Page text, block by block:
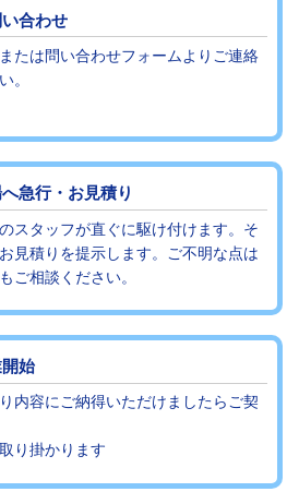
㎝超え）
で） 27,500円
え）
16,500円
現場見積
の価格です。
合わせ
たは問い合わせフォームよりご連絡
。
急行・お見積り
スタッフが直ぐに駆け付けます。そ
見積りを提示します。ご不明な点は
ご相談ください。
始
内容にご納得いただけましたらご契
り掛かります